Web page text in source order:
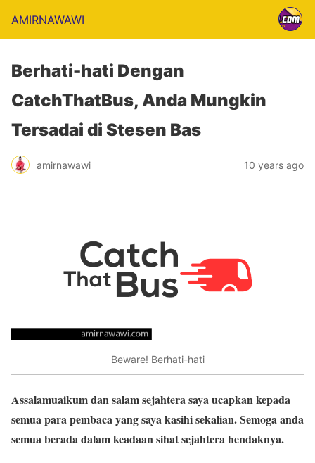
AMIRNAWAWI
Berhati-hati Dengan
CatchThatBus, Anda Mungkin
Tersadai di Stesen Bas
amirnawawi 10 years ago
Beware! Berhati-hati
Assalamuaikum dan salam sejahtera saya ucapkan kepada
semua para pembaca yang saya kasihi sekalian. Semoga anda
semua berada dalam keadaan sihat sejahtera hendaknya.